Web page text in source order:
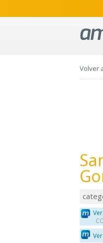
Volver